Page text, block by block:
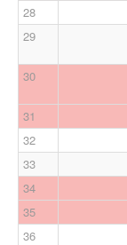
28
29
30
31
32
33
34
35
36